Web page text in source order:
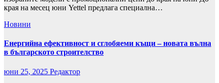
края на месец юни Yettel предлага специална…
Новини
Енергийна ефективност и сглобяеми къщи – новата вълна
в българското строителство
юни 25, 2025 Редактор